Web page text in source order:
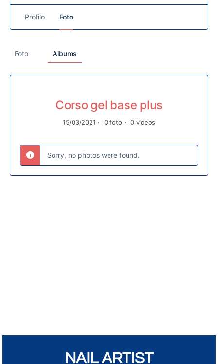
Profilo Foto
Foto Albums
Corso gel base plus
15/03/2021 · 0 foto · 0 videos
Sorry, no photos were found.
NAIL ARTIST